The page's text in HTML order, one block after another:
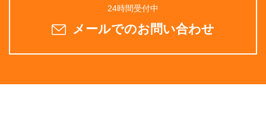
24時間受付中
メールでのお問い合わせ